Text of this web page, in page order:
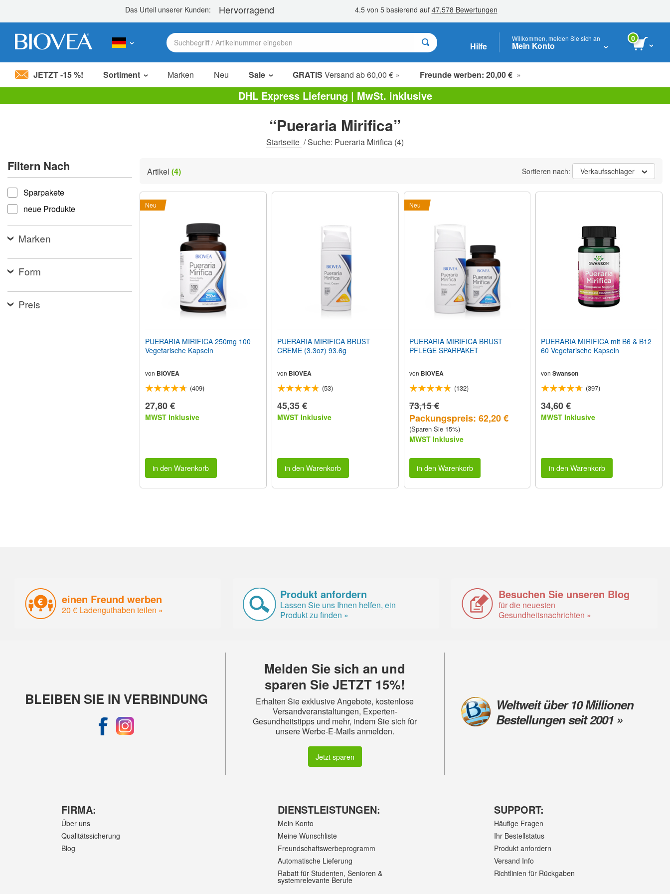
Bitte
Barrierefreiheitssystem.
Drücken
Sie
Strg-
F11,
um
Website
an
anzupassen,
einen
verwenden;
Drücken
Hilfe
Willkommen, melden Sie sich an
Mein Konto
0
JETZT -15 %! Sortiment Marken Neu Sale GRATIS Versand ab 60,00 € » Freunde werben: 20,00 € »
Sale Artikel
Sparpakete
Ausverkauf
DHL Express Lieferung | MwSt. inklusive
“Pueraria Mirifica”
Startseite /Suche: Pueraria Mirifica (4)
Filtern Nach
filtern nach
Sparpakete
neue Produkte
Marken
Form
Preis
Artikel (4) Sortieren nach: Verkaufsschlager
Neu
PUERARIA MIRIFICA 250mg 100
Vegetarische Kapseln
von BIOVEA
(409)
27,80 €
MWST Inklusive
in den Warenkorb
PUERARIA MIRIFICA BRUST
CREME (3.3oz) 93.6g
von BIOVEA
(53)
45,35 €
MWST Inklusive
in den Warenkorb
Neu
PUERARIA MIRIFICA BRUST
PFLEGE SPARPAKET
von BIOVEA
(132)
73,15 €
Packungspreis: 62,20 €
(Sparen Sie 15%)
MWST Inklusive
in den Warenkorb
PUERARIA MIRIFICA mit B6 & B12
60 Vegetarische Kapseln
von Swanson
(397)
34,60 €
MWST Inklusive
in den Warenkorb
einen Freund werben
20 € Ladenguthaben teilen »
Produkt anfordern
Lassen Sie uns Ihnen helfen, ein
Produkt zu finden »
Besuchen Sie unseren Blog
für die neuesten
Gesundheitsnachrichten »
BLEIBEN SIE IN VERBINDUNG
Melden Sie sich an und
sparen Sie JETZT 15%!
Erhalten Sie exklusive Angebote, kostenlose
Versandveranstaltungen, Experten-
Gesundheitstipps und mehr, indem Sie sich für
unsere Werbe-E-Mails anmelden.
Jetzt sparen
Weltweit über 10 Millionen
Bestellungen seit 2001 »
FIRMA:
Über uns
Qualitätssicherung
Blog
DIENSTLEISTUNGEN:
Mein Konto
Meine Wunschliste
Freundschaftswerbeprogramm
Automatische Lieferung
Rabatt für Studenten, Senioren &
systemrelevante Berufe
SUPPORT:
Häufige Fragen
Ihr Bestellstatus
Produkt anfordern
Versand Info
Richtlinien für Rückgaben